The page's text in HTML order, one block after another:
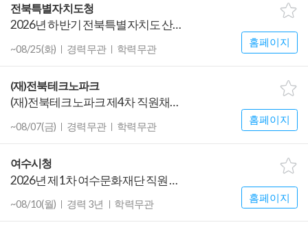
전북특별자치도청
2026년 하반기 전북특별자치도 산하 공공기관 직원 통합채용 필기시험 공고
~08/25(화) 경력무관 학력무관
홈페이지
(재)전북테크노파크
(재)전북테크노파크 제4차 직원채용 공고(미달분야 재공고)
~08/07(금) 경력무관 학력무관
홈페이지
여수시청
2026년 제1차 여수문화재단 직원 공개경쟁채용 공고
~08/10(월) 경력 3년 학력무관
홈페이지